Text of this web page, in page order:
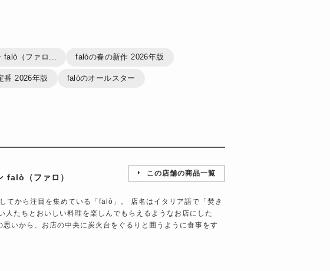
（ファロ... falòの春の新作 2026年版
番 2026年版 falòのオールスター
falò（ファロ） この店舗の商品一覧
てから注目を集めている「falò」。 店名はイタリア語で「焚き
人たちとおいしい料理を楽しんでもらえるようなお店にした
思いから、お店の中央に炭火台をぐるりと囲うように食事をす